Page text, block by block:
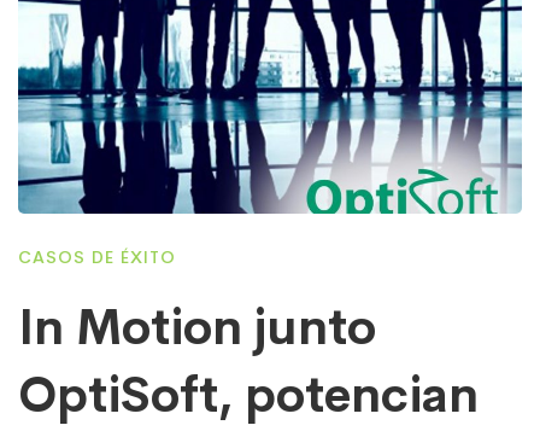
CASOS DE ÉXITO
In Motion junto
OptiSoft, potencian